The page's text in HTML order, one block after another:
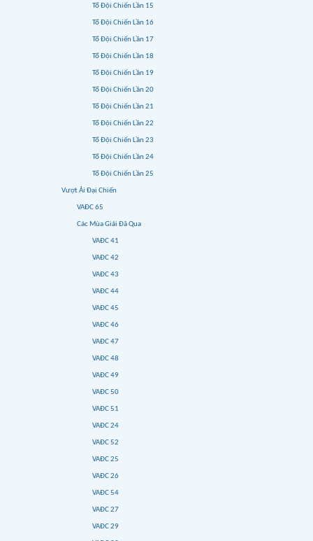
Tổ Đội Chiến Lần 15
Tổ Đội Chiến Lần 16
Tổ Đội Chiến Lần 17
Tổ Đội Chiến Lần 18
Tổ Đội Chiến Lần 19
Tổ Đội Chiến Lần 20
Tổ Đội Chiến Lần 21
Tổ Đội Chiến Lần 22
Tổ Đội Chiến Lần 23
Tổ Đội Chiến Lần 24
Tổ Đội Chiến Lần 25
Vượt Ải Đại Chiến
VAĐC 65
Các Mùa Giải Đã Qua
VAĐC 41
VAĐC 42
VAĐC 43
VAĐC 44
VAĐC 45
VAĐC 46
VAĐC 47
VAĐC 48
VAĐC 49
VAĐC 50
VAĐC 51
VAĐC 24
VAĐC 52
VAĐC 25
VAĐC 26
VAĐC 54
VAĐC 27
VAĐC 29